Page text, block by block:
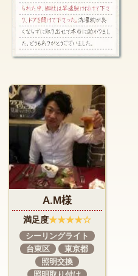
I.N様
満足度★★★★★
インターホン交換
東京都
町田市